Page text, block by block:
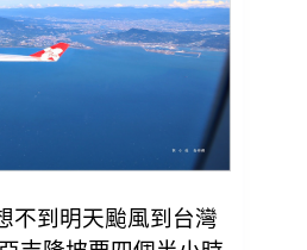
不到明天颱風到台灣